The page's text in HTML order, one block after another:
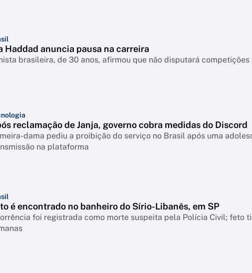
Haddad anuncia pausa na carreira
brasileira, de 30 anos, afirmou que não disputará
reclamação de Janja, governo cobra medidas do Discord
dama pediu a proibição do serviço no Brasil após uma
na plataforma
é encontrado no banheiro do Sírio-Libanês, em SP
foi registrada como morte suspeita pela Polícia Civil; feto